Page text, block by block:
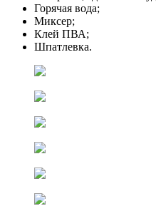
Горячая вода;
Миксер;
Клей ПВА;
Шпатлевка.